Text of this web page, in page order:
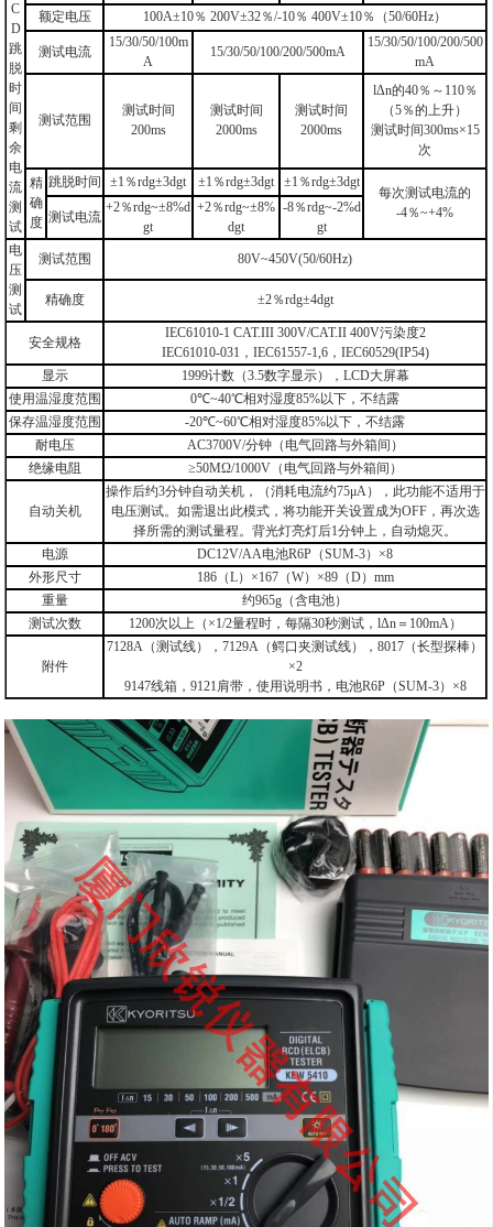
C
D
跳
脱
时
间
剩
余
电
流
测
试
额定电压
100A±10％200V±32％/-10％400V±10％（50/60Hz）
测试电流
15/30/50/100m
A
15/30/50/100/200/500mA
15/30/50/100/200/500
mA
测试范围
测试时间
200ms
测试时间
2000ms
测试时间
2000ms
lΔn的40％～ 110％
（5％的上升）
测试时间300ms×15
次
精
确
度
跳脱时间 ±1 ％rdg±3dgt ±1 ％rdg±3dgt ±1 ％rdg±3dgt
每次测试电流的
-4％~+4%
测试电流
+2％rdg~±8%d
gt
+2％rdg~±8%
dgt
-8％rdg~-2%d
gt
电
压
测
试
测试范围 80V~450V(50/60Hz)
精确度 ±2％rdg±4dgt
安全规格
IEC61010-1 CAT.III 300V/CAT.II 400V污染度2
IEC61010-031 ， IEC61557-1,6， IEC60529(IP54)
显示
1999计数（3.5数字显示）， LCD大屏幕
使用温湿度范围
0℃~40℃相对湿度85%以下，不结露
保存温湿度范围
-20℃~60℃相对湿度85%以下，不结露
耐电压
AC3700V/分钟（电气回路与外箱间）
绝缘电阻
≥50MΩ/1000V（电气回路与外箱间）
自动关机
操作后约3分钟自动关机，（消耗电流约75μA），此功能不适用于
电压测试。如需退出此模式，将功能开关设置成为OFF，再次选
择所需的测试量程。背光灯亮灯后1分钟上，自动熄灭。
电源
DC12V/AA电池R6P （SUM-3） ×8
外形尺寸
186（L） ×167（W） ×89（D） mm
重量
约965g （含电池）
测试次数
1200次以上（ ×1/2量程时，每隔30秒测试， lΔn＝ 100mA）
附件
7128A （测试线），7129A （鳄口夹测试线），8017 （长型探棒）
×2
9147线箱， 9121肩带，使用说明书，电池R6P（SUM-3） ×8